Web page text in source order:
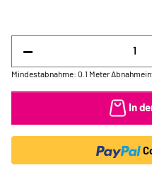
Mindestabnahme: 0.1 Meter
In